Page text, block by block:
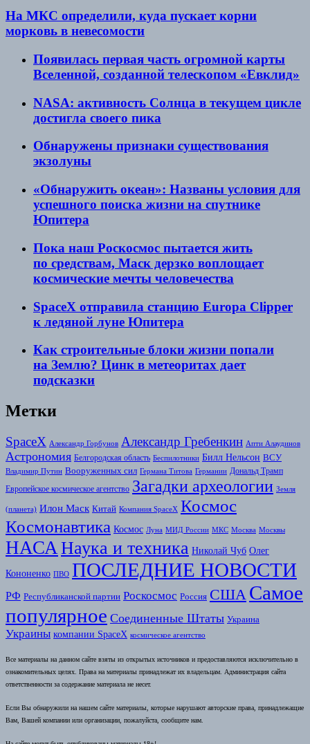
На МКС определили, куда пускает корни
морковь в невесомости
Появилась первая часть огромной карты
Вселенной, созданной телескопом «Евклид»
NASA: активность Солнца в текущем цикле
достигла своего пика
Обнаружены признаки существования
экзолуны
«Обнаружить океан»: Названы условия для
успешного поиска жизни на спутнике
Юпитера
Пока наш Роскосмос пытается жить
по средствам, Маск дерзко воплощает
космические мечты человечества
SpaceX отправила станцию Europa Clipper
к ледяной луне Юпитера
Как строительные блоки жизни попали
на Землю? Цинк в метеоритах дает
подсказки
Метки
SpaceX Александр Горбунов Александр Гребенкин Апти Алаудинов
Астрономия Белгородская область Беспилотники Билл Нельсон ВСУ
Владимир Путин Вооруженных сил Германа Титова Германии Дональд Трамп
Европейское космическое агентство Загадки археологии Земля
(планета) Илон Маск Китай Компания SpaceX Космоc
Космонавтика Космос Луна МИД России МКС Москва Москвы
НАСАНаука и техника Николай Чуб Олег
Кононенко ПВО ПОСЛЕДНИЕ НОВОСТИ
РФ Республиканской партии Роскосмос Россия США Самое
популярное Соединенные Штаты Украина
Украины компании SpaceX космическое агентство
Все материалы на данном сайте взяты из открытых источников и предоставляются исключительно в
ознакомительных целях. Права на материалы принадлежат их владельцам. Администрация сайта
ответственности за содержание материала не несет.
Если Вы обнаружили на нашем сайте материалы, которые нарушают авторские права, принадлежащие
Вам, Вашей компании или организации, пожалуйста, сообщите нам.